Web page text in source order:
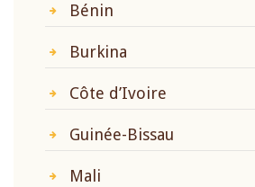
Bénin
Burkina
Côte d’Ivoire
Guinée-Bissau
Mali